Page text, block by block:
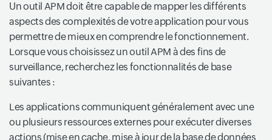
Un outil APM doit être capable de mapper les différents
aspects des complexités de votre application pour vous
permettre de mieux en comprendre le fonctionnement.
Lorsque vous choisissez un outil APM à des fins de
surveillance, recherchez les fonctionnalités de base
suivantes :
Les applications communiquent généralement avec une
ou plusieurs ressources externes pour exécuter diverses
actions (mise en cache, mise à jour de la base de données